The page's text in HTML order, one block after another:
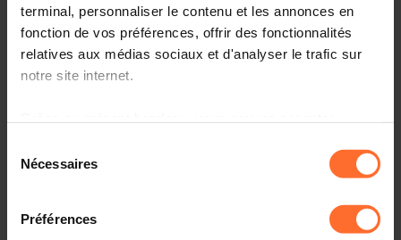
terminal, personnaliser le contenu et les annonces en
fonction de vos préférences, offrir des fonctionnalités
relatives aux médias sociaux et d'analyser le trafic sur
notre site internet.
à l’exception des cookies strictement nécessaires au
fonctionnement du site. Une description des différents
cookies est accessible sous l’onglet « Détails » ci-
dessus.
Nécessaires
Préférences
La mission se déroulera à Abidjan, capitale économique
du pays et véritable point d’ancrage stratégique pour les
en pleine expansion
Dates :8 - 11 novembre 2026